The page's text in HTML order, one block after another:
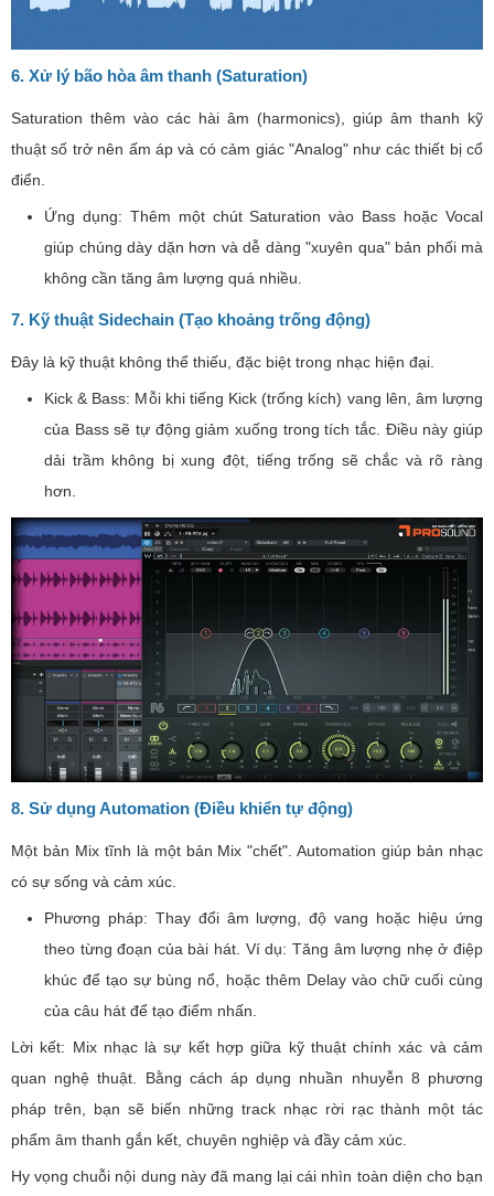
6. Xử lý bão hòa âm thanh (Saturation)
Saturation thêm vào các hài âm (harmonics), giúp âm thanh kỹ
thuật số trở nên ấm áp và có cảm giác "Analog" như các thiết bị cổ
điển.
Ứng dụng: Thêm một chút Saturation vào Bass hoặc Vocal
giúp chúng dày dặn hơn và dễ dàng "xuyên qua" bản phối mà
không cần tăng âm lượng quá nhiều.
7. Kỹ thuật Sidechain (Tạo khoảng trống động)
Đây là kỹ thuật không thể thiếu, đặc biệt trong nhạc hiện đại.
Kick & Bass: Mỗi khi tiếng Kick (trống kích) vang lên, âm lượng
của Bass sẽ tự động giảm xuống trong tích tắc. Điều này giúp
dải trầm không bị xung đột, tiếng trống sẽ chắc và rõ ràng
hơn.
8. Sử dụng Automation (Điều khiển tự động)
Một bản Mix tĩnh là một bản Mix "chết". Automation giúp bản nhạc
có sự sống và cảm xúc.
Phương pháp: Thay đổi âm lượng, độ vang hoặc hiệu ứng
theo từng đoạn của bài hát. Ví dụ: Tăng âm lượng nhẹ ở điệp
khúc để tạo sự bùng nổ, hoặc thêm Delay vào chữ cuối cùng
của câu hát để tạo điểm nhấn.
Lời kết: Mix nhạc là sự kết hợp giữa kỹ thuật chính xác và cảm
quan nghệ thuật. Bằng cách áp dụng nhuần nhuyễn 8 phương
pháp trên, bạn sẽ biến những track nhạc rời rạc thành một tác
phẩm âm thanh gắn kết, chuyên nghiệp và đầy cảm xúc.
Hy vọng chuỗi nội dung này đã mang lại cái nhìn toàn diện cho bạn